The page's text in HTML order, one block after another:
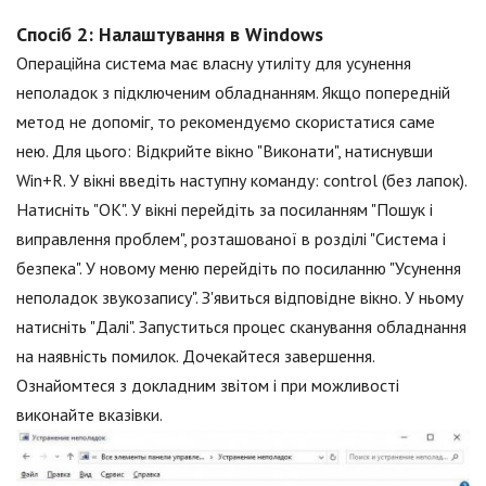
Спосіб 2: Налаштування в Windows
Операційна система має власну утиліту для усунення
неполадок з підключеним обладнанням. Якщо попередній
метод не допоміг, то рекомендуємо скористатися саме
нею. Для цього: Відкрийте вікно "Виконати", натиснувши
Win+R. У вікні введіть наступну команду: control (без лапок).
Натисніть "ОК". У вікні перейдіть за посиланням "Пошук і
виправлення проблем", розташованої в розділі "Система і
безпека". У новому меню перейдіть по посиланню "Усунення
неполадок звукозапису". З'явиться відповідне вікно. У ньому
натисніть "Далі". Запуститься процес сканування обладнання
на наявність помилок. Дочекайтеся завершення.
Ознайомтеся з докладним звітом і при можливості
виконайте вказівки.